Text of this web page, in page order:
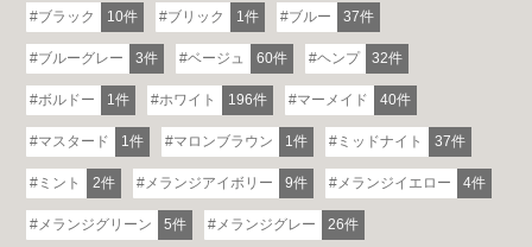
ブラック 10件 ブリック 1件 ブルー 37件
ブルーグレー 3件 ベージュ 60件 ヘンプ 32件
ボルドー 1件 ホワイト 196件 マーメイド 40件
マスタード 1件 マロンブラウン 1件 ミッドナイト 37件
ミント 2件 メランジアイボリー 9件 メランジイエロー 4件
メランジグリーン 5件 メランジグレー 26件